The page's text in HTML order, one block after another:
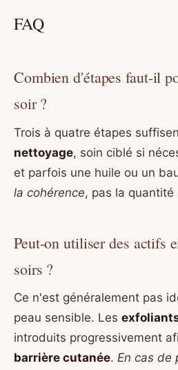
FAQ
Combien d'étapes faut-il
soir ?
Trois à quatre étapes
nettoyage, soin ciblé si
et parfois une huile ou un
la cohérence, pas la
Peut-on utiliser des actifs
soirs ?
Ce n'est généralement pas
peau sensible. Les
introduits progressivement
barrière cutanée. En cas de